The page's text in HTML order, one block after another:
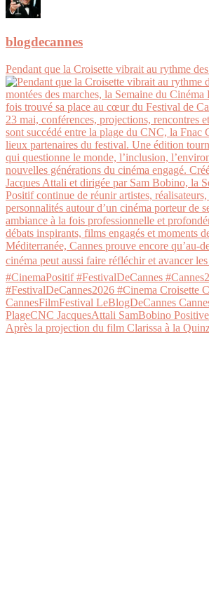
blogdecannes
Pendant que la Croisette vibrait au rythme
Après la projection du film Clarissa à la